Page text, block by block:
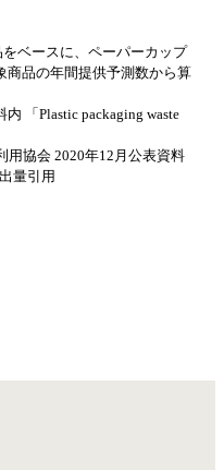
ベースに、ペーパーカップ
商品の年間提供予測数から算
「Plastic packaging waste
協会 2020年12月公表資料
量引用